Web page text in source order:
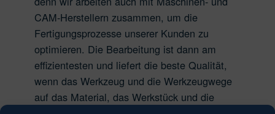
CAM-Herstellern zusammen, um die
Fertigungsprozesse unserer Kunden zu
optimieren. Die Bearbeitung ist dann am
effizientesten und liefert die beste Qualität,
wenn das Werkzeug und die Werkzeugwege
auf das Material, das Werkstück und die